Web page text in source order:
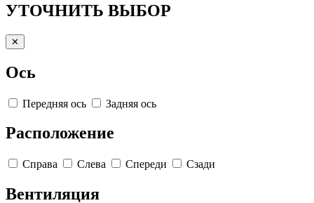
УТОЧНИТЬ ВЫБОР
✕
Ось
Передняя ось Задняя ось
Расположение
Справа Слева Спереди Сзади
Вентиляция